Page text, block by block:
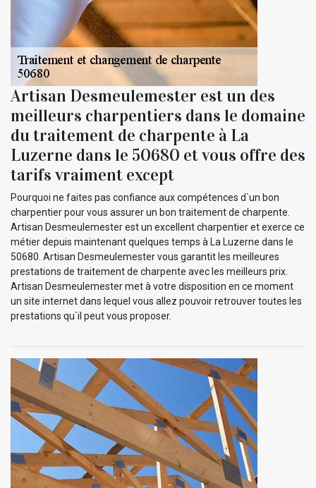
Artisan Desmeulemester est un des
meilleurs charpentiers dans le domaine
du traitement de charpente à La
Luzerne dans le 50680 et vous offre des
tarifs vraiment except
Pourquoi ne faites pas confiance aux compétences d`un bon
charpentier pour vous assurer un bon traitement de charpente.
Artisan Desmeulemester est un excellent charpentier et exerce ce
métier depuis maintenant quelques temps à La Luzerne dans le
50680. Artisan Desmeulemester vous garantit les meilleures
prestations de traitement de charpente avec les meilleurs prix.
Artisan Desmeulemester met à votre disposition en ce moment
un site internet dans lequel vous allez pouvoir retrouver toutes les
prestations qu`il peut vous proposer.